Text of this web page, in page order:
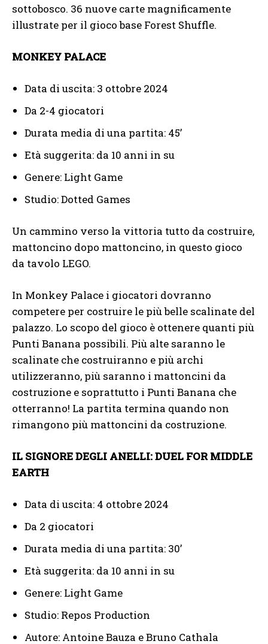
sottobosco. 36 nuove carte magnificamente
illustrate per il gioco base Forest Shuffle.
MONKEY PALACE
Data di uscita: 3 ottobre 2024
Da 2-4 giocatori
Durata media di una partita: 45’
Età suggerita: da 10 anni in su
Genere: Light Game
Studio: Dotted Games
Un cammino verso la vittoria tutto da costruire,
mattoncino dopo mattoncino, in questo gioco
da tavolo LEGO.
In Monkey Palace i giocatori dovranno
competere per costruire le più belle scalinate del
palazzo. Lo scopo del gioco è ottenere quanti più
Punti Banana possibili. Più alte saranno le
scalinate che costruiranno e più archi
utilizzeranno, più saranno i mattoncini da
costruzione e soprattutto i Punti Banana che
otterranno! La partita termina quando non
rimangono più mattoncini da costruzione.
IL SIGNORE DEGLI ANELLI: DUEL FOR MIDDLE
EARTH
Data di uscita: 4 ottobre 2024
Da 2 giocatori
Durata media di una partita: 30’
Età suggerita: da 10 anni in su
Genere: Light Game
Studio: Repos Production
Autore: Antoine Bauza e Bruno Cathala